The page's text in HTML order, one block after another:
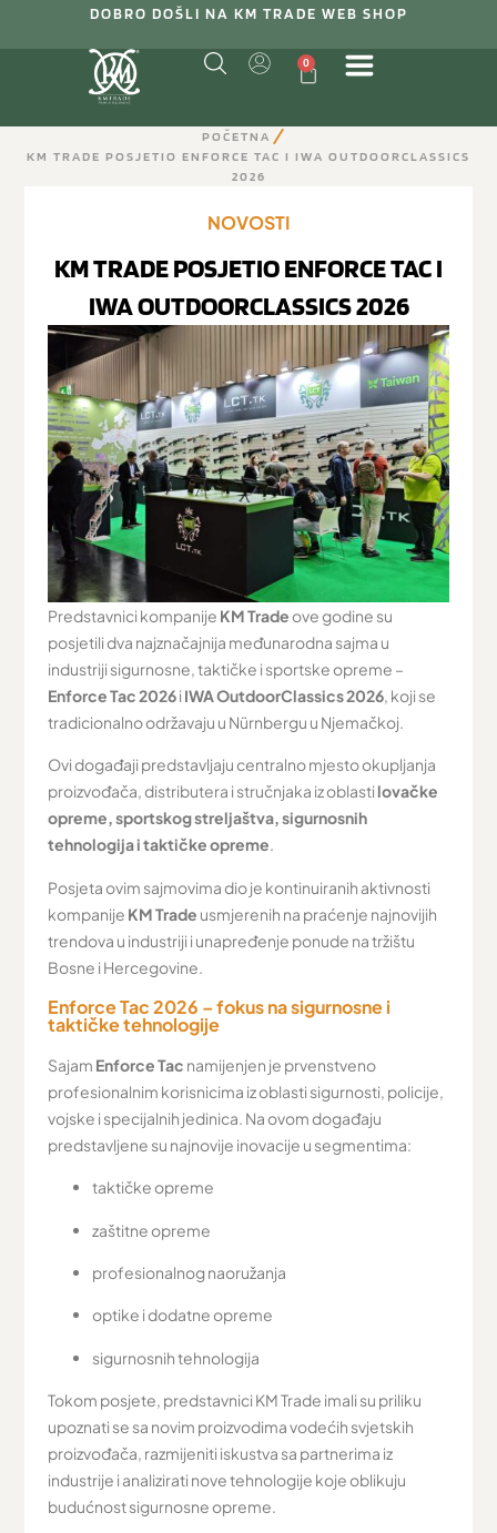
DOBRO DOŠLI NA KM TRADE WEB SHOP
0
POČETNA
KM TRADE POSJETIO ENFORCE TAC I IWA OUTDOORCLASSICS
2026
NOVOSTI
KM TRADE POSJETIO ENFORCE TAC I
IWA OUTDOORCLASSICS 2026
Predstavnici kompanije KM Tradeove godine su
posjetili dva najznačajnija međunarodna sajma u
industriji sigurnosne, taktičke i sportske opreme –
Enforce Tac 2026i IWA OutdoorClassics 2026, koji se
tradicionalno održavaju u Nürnbergu u Njemačkoj.
Ovi događaji predstavljaju centralno mjesto okupljanja
proizvođača, distributera i stručnjaka iz oblasti lovačke
opreme, sportskog streljaštva, sigurnosnih
tehnologija i taktičke opreme.
Posjeta ovim sajmovima dio je kontinuiranih aktivnosti
kompanije KM Trade usmjerenih na praćenje najnovijih
trendova u industriji i unapređenje ponude na tržištu
Bosne i Hercegovine.
Enforce Tac 2026 – fokus na sigurnosne i
taktičke tehnologije
Sajam Enforce Tac namijenjen je prvenstveno
profesionalnim korisnicima iz oblasti sigurnosti, policije,
vojske i specijalnih jedinica. Na ovom događaju
predstavljene su najnovije inovacije u segmentima:
taktičke opreme
zaštitne opreme
profesionalnog naoružanja
optike i dodatne opreme
sigurnosnih tehnologija
Tokom posjete, predstavnici KM Trade imali su priliku
upoznati se sa novim proizvodima vodećih svjetskih
proizvođača, razmijeniti iskustva sa partnerima iz
industrije i analizirati nove tehnologije koje oblikuju
budućnost sigurnosne opreme.